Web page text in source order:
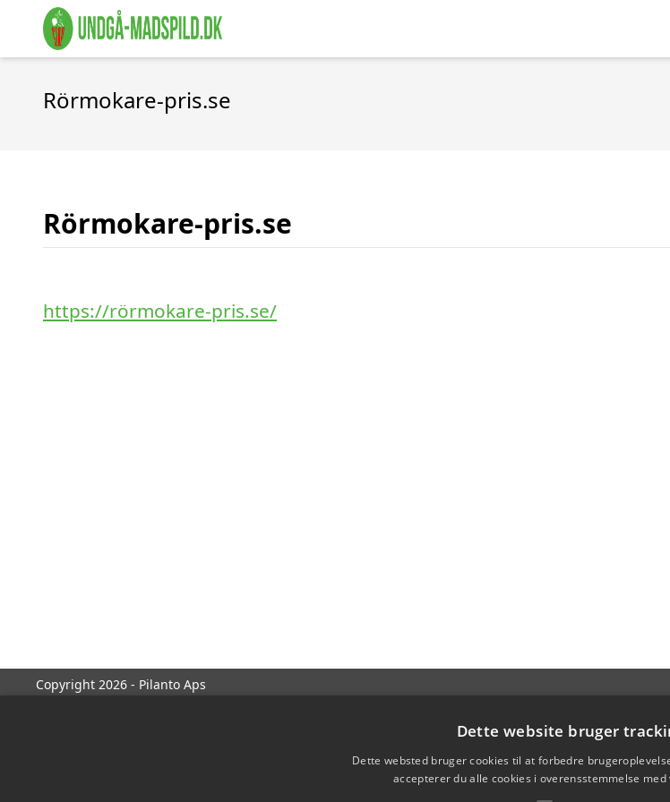
Rörmokare-pris.se
Rörmokare-pris.se
https://rörmokare-pris.se/
Copyright 2026 - Pilanto Aps
Dette website bruger
Dette websted bruger cookies til at forbedre
accepterer du alle cookies i overensstemmelse